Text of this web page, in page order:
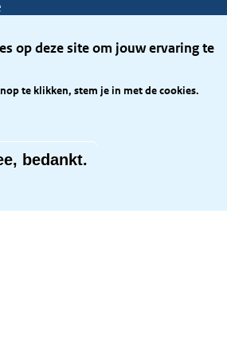
op deze site om jouw ervaring te
te klikken, stem je in met de cookies.
bedankt.